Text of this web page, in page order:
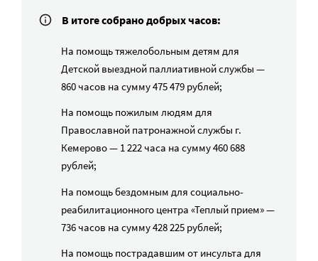
В итоге собрано добрых часов:
На помощь тяжелобольным детям для
Детской выездной паллиативной службы —
860 часов на сумму 475 479 рублей;
На помощь пожилым людям для
Православной патронажной службы г.
Кемерово — 1 222 часа на сумму 460 688
рублей;
На помощь бездомным для социально-
реабилитационного центра «Теплый прием» —
736 часов на сумму 428 225 рублей;
На помощь пострадавшим от инсульта для